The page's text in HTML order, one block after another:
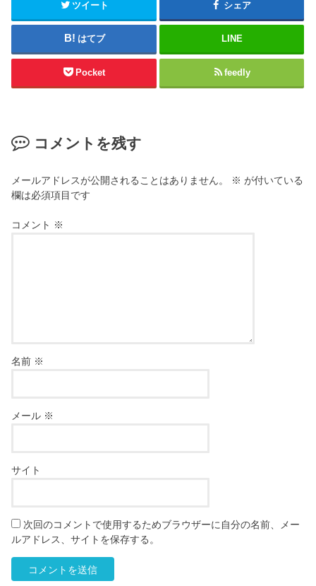
ツイート シェア
はてブ LINE
Pocket feedly
コメントを残す
メールアドレスが公開されることはありません。 ※ が付いている
欄は必須項目です
コメント ※
名前 ※
メール ※
サイト
次回のコメントで使用するためブラウザーに自分の名前、メー
ルアドレス、サイトを保存する。